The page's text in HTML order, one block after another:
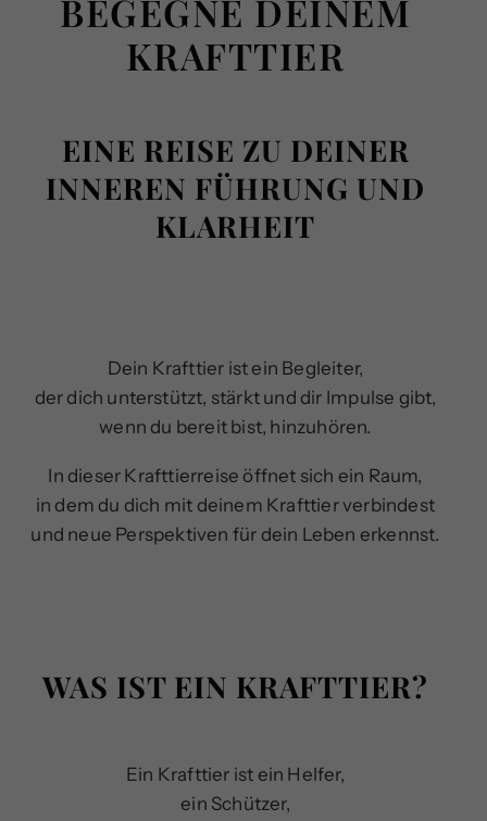
BEGEGNE DEINEM
KRAFTTIER
EINE REISE ZU DEINER
INNEREN FÜHRUNG UND
KLARHEIT
Dein Krafttier ist ein Begleiter,
der dich unterstützt, stärkt und dir Impulse gibt,
wenn du bereit bist, hinzuhören.
In dieser Krafttierreise öffnet sich ein Raum,
in dem du dich mit deinem Krafttier verbindest
und neue Perspektiven für dein Leben erkennst.
WAS IST EIN KRAFTTIER?
Ein Krafttier ist ein Helfer,
ein Schützer,